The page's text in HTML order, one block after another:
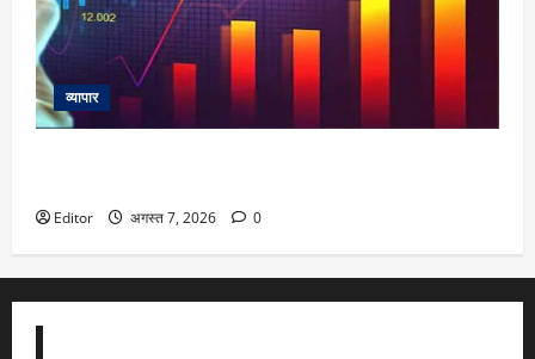
व्यापार
Editor अगस्त 7, 2026 0